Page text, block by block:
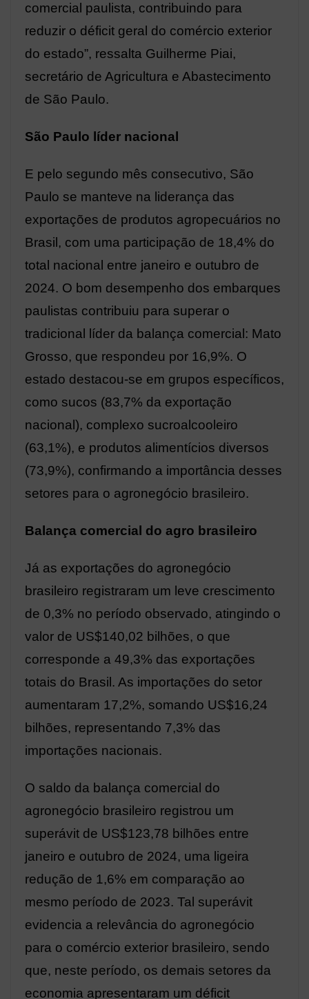
comercial paulista, contribuindo para
reduzir o déficit geral do comércio exterior
do estado”, ressalta Guilherme Piai,
secretário de Agricultura e Abastecimento
de São Paulo.
São Paulo líder nacional
E pelo segundo mês consecutivo, São
Paulo se manteve na liderança das
exportações de produtos agropecuários no
Brasil, com uma participação de 18,4% do
total nacional entre janeiro e outubro de
2024. O bom desempenho dos embarques
paulistas contribuiu para superar o
tradicional líder da balança comercial: Mato
Grosso, que respondeu por 16,9%. O
estado destacou-se em grupos específicos,
como sucos (83,7% da exportação
nacional), complexo sucroalcooleiro
(63,1%), e produtos alimentícios diversos
(73,9%), confirmando a importância desses
setores para o agronegócio brasileiro.
Balança comercial do agro brasileiro
Já as exportações do agronegócio
brasileiro registraram um leve crescimento
de 0,3% no período observado, atingindo o
valor de US$140,02 bilhões, o que
corresponde a 49,3% das exportações
totais do Brasil. As importações do setor
aumentaram 17,2%, somando US$16,24
bilhões, representando 7,3% das
importações nacionais.
O saldo da balança comercial do
agronegócio brasileiro registrou um
superávit de US$123,78 bilhões entre
janeiro e outubro de 2024, uma ligeira
redução de 1,6% em comparação ao
mesmo período de 2023. Tal superávit
evidencia a relevância do agronegócio
para o comércio exterior brasileiro, sendo
que, neste período, os demais setores da
economia apresentaram um déficit